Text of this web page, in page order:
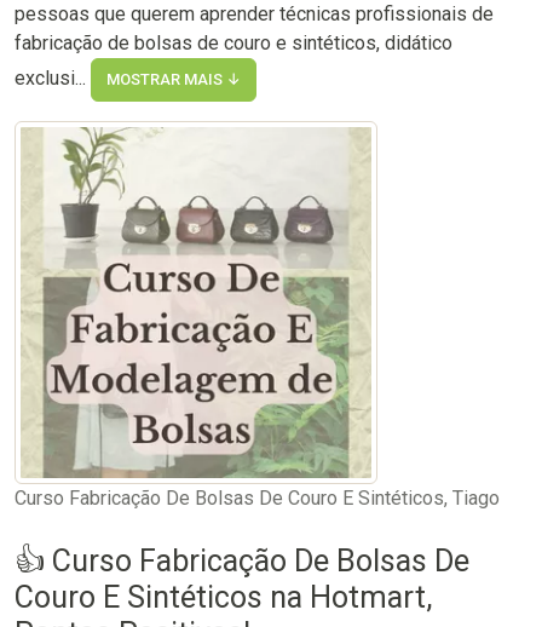
pessoas que querem aprender técnicas profissionais de
fabricação de bolsas de couro e sintéticos, didático
exclusi...
MOSTRAR MAIS ↓
Curso Fabricação De Bolsas De Couro E Sintéticos, Tiago
👍 Curso Fabricação De Bolsas De
Couro E Sintéticos na Hotmart,